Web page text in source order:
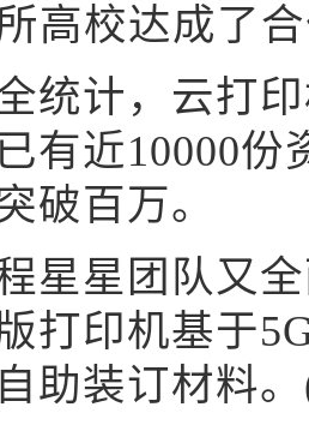
高校达成了
计，云打印
有近10000
破百万。
星团队又全
打印机基于
助装订材料